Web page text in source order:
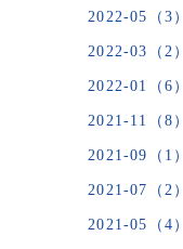
2022-05（3）
2022-03（2）
2022-01（6）
2021-11（8）
2021-09（1）
2021-07（2）
2021-05（4）